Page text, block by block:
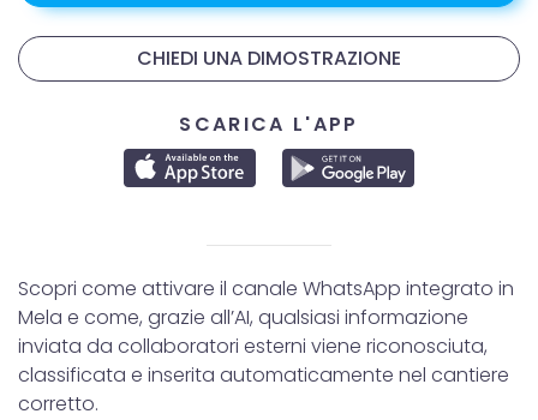
CHIEDI UNA DIMOSTRAZIONE
SCARICA L'APP
Scopri come attivare il canale WhatsApp integrato in
Mela e come, grazie all’AI, qualsiasi informazione
inviata da collaboratori esterni viene riconosciuta,
classificata e inserita automaticamente nel cantiere
corretto.